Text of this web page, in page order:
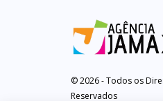
© 2026 - Todos os
Reservados